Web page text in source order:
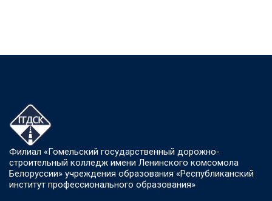
Филиал «Гомельский государственный дорожно-
строительный колледж имени Ленинского комсомола
Белоруссии» учреждения образования «Республиканский
институт профессионального образования»